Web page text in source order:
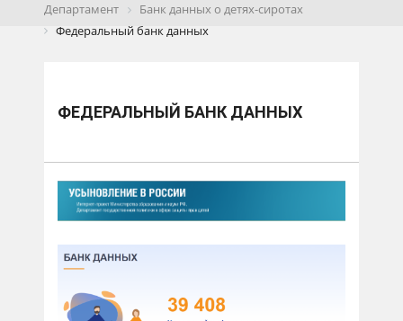
Департамент
Банк данных о детях-сиротах
Федеральный банк данных
ФЕДЕРАЛЬНЫЙ БАНК ДАННЫХ